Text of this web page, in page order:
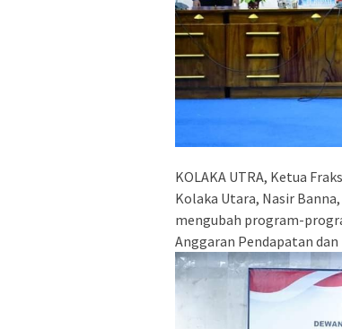
KOLAKA UTRA, Ketua
Kolaka Utara, Nasir
mengubah program-
Anggaran Pendapatan